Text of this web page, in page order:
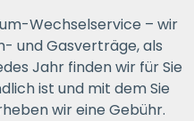
Wechselservice – wir
und Gasverträge, als
Jahr finden wir für Sie
ist und mit dem Sie
wir eine Gebühr.